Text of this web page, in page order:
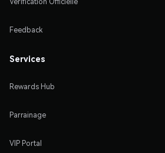
Feedback
Services
Rewards Hub
Parrainage
VIP Portal